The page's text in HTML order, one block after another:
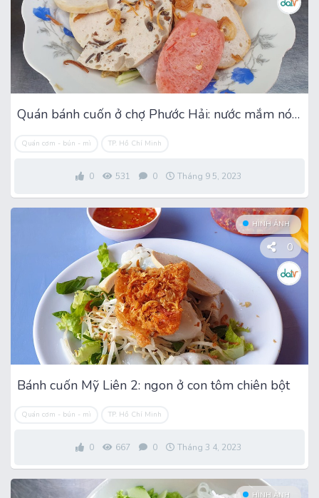
Quán bánh cuốn ở chợ Phước Hải: nước mắm nóng hổi
Quán cơm - bún - mì TP. Hồ Chí Minh
0 531 0 Tháng 9 5, 2023
HÌNH ẢNH
0
Bánh cuốn Mỹ Liên 2: ngon ở con tôm chiên bột
Quán cơm - bún - mì TP. Hồ Chí Minh
0 667 0 Tháng 3 4, 2023
HÌNH ẢNH